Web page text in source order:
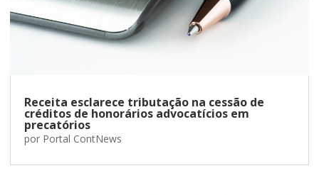
Receita esclarece tributação na cessão de
créditos de honorários advocatícios em
precatórios
por Portal ContNews